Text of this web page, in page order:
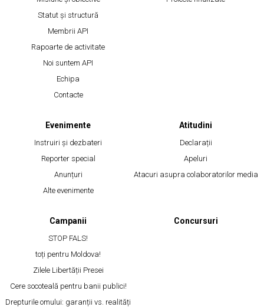
Statut și structură
Membrii API
Rapoarte de activitate
Noi suntem API
Echipa
Contacte
Evenimente
Instruiri și dezbateri
Reporter special
Anunțuri
Alte evenimente
Atitudini
Declarații
Apeluri
Atacuri asupra colaboratorilor media
Campanii
STOP FALS!
toți pentru Moldova!
Zilele Libertății Presei
Cere socoteală pentru banii publici!
Drepturile omului: garanții vs. realități
Concursuri